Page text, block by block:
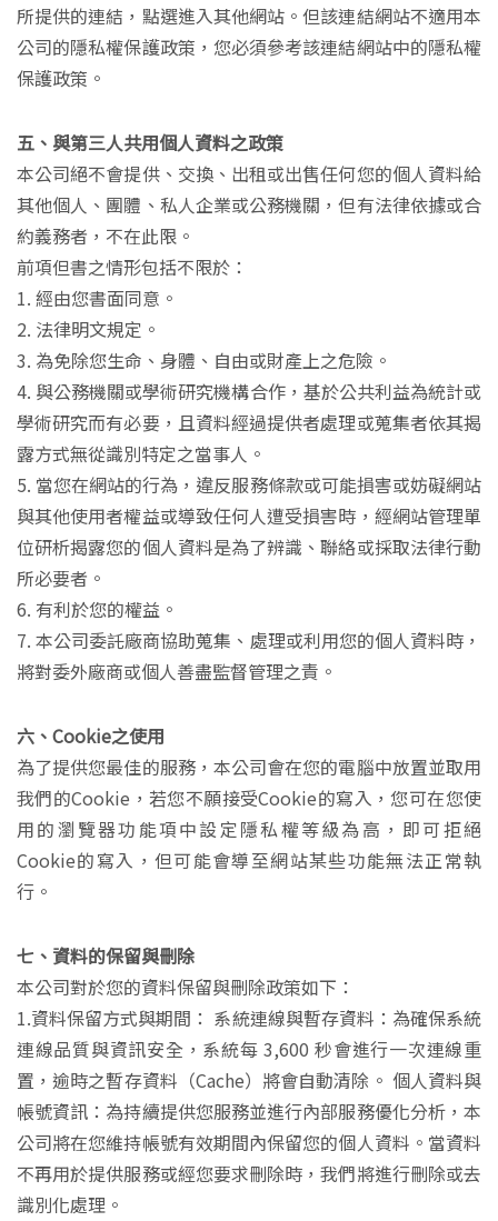
所提供的連結，點選進入其他網站。但該連結網站不適用本
公司的隱私權保護政策，您必須參考該連結網站中的隱私權
保護政策。
五、與第三人共用個人資料之政策
本公司絕不會提供、交換、出租或出售任何您的個人資料給
其他個人、團體、私人企業或公務機關，但有法律依據或合
約義務者，不在此限。
前項但書之情形包括不限於：
1. 經由您書面同意。
2. 法律明文規定。
3. 為免除您生命、身體、自由或財產上之危險。
4. 與公務機關或學術研究機構合作，基於公共利益為統計或
學術研究而有必要，且資料經過提供者處理或蒐集者依其揭
露方式無從識別特定之當事人。
5. 當您在網站的行為，違反服務條款或可能損害或妨礙網站
與其他使用者權益或導致任何人遭受損害時，經網站管理單
位研析揭露您的個人資料是為了辨識、聯絡或採取法律行動
所必要者。
6. 有利於您的權益。
7. 本公司委託廠商協助蒐集、處理或利用您的個人資料時，
將對委外廠商或個人善盡監督管理之責。
六、Cookie之使用
為了提供您最佳的服務，本公司會在您的電腦中放置並取用
我們的Cookie，若您不願接受Cookie的寫入，您可在您使
用的瀏覽器功能項中設定隱私權等級為高，即可拒絕
Cookie的寫入，但可能會導至網站某些功能無法正常執
行。
七、資料的保留與刪除
本公司對於您的資料保留與刪除政策如下：
1.資料保留方式與期間： 系統連線與暫存資料：為確保系統
連線品質與資訊安全，系統每 3,600 秒會進行一次連線重
置，逾時之暫存資料（Cache）將會自動清除。 個人資料與
帳號資訊：為持續提供您服務並進行內部服務優化分析，本
公司將在您維持帳號有效期間內保留您的個人資料。當資料
不再用於提供服務或經您要求刪除時，我們將進行刪除或去
識別化處理。